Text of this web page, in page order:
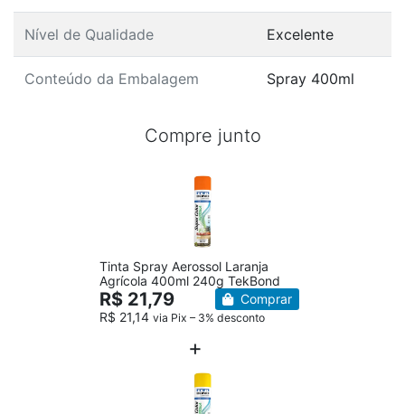
Nível de Qualidade Excelente
Conteúdo da Embalagem Spray 400ml
Compre junto
Tinta Spray Aerossol Laranja
Agrícola 400ml 240g TekBond
R$ 21,79
R$ 21,14 via Pix – 3% desconto
Comprar